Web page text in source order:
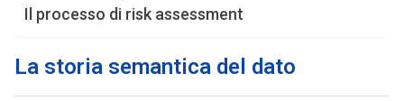
Il processo di risk assessment
La storia semantica del dato